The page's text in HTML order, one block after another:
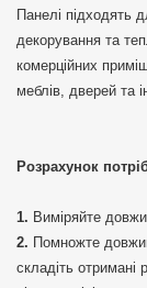
Панелі підходять
декорування та
комерційних
меблів, дверей та
Розрахунок
Виміряйте
Помножте
складіть